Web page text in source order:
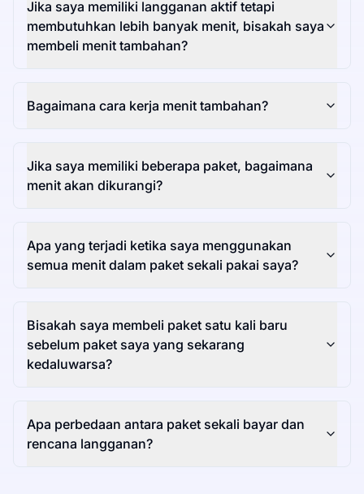
Jika saya memiliki langganan aktif tetapi
membutuhkan lebih banyak menit, bisakah saya
membeli menit tambahan?
Bagaimana cara kerja menit tambahan?
Jika saya memiliki beberapa paket, bagaimana
menit akan dikurangi?
Apa yang terjadi ketika saya menggunakan
semua menit dalam paket sekali pakai saya?
Bisakah saya membeli paket satu kali baru
sebelum paket saya yang sekarang
kedaluwarsa?
Apa perbedaan antara paket sekali bayar dan
rencana langganan?